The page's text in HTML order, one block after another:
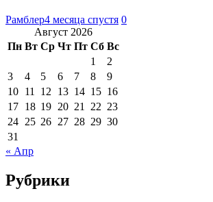
Рамблер4 месяца спустя 0
Август 2026
Пн Вт Ср Чт Пт Сб Вс
1
2
3
4 5 6 7 8
9
10 11 12 13 14 15 16
17 18 19 20 21 22 23
24 25 26 27 28 29 30
31
« Апр
Рубрики